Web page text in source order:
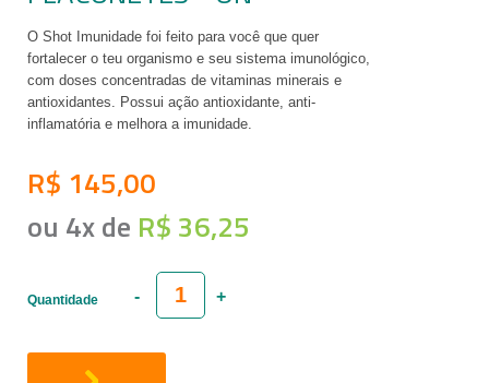
O Shot Imunidade foi feito para você que quer
fortalecer o teu organismo e seu sistema imunológico,
com doses concentradas de vitaminas minerais e
antioxidantes. Possui ação antioxidante, anti-
inflamatória e melhora a imunidade.
R$ 145,00
ou 4xde R$ 36,25
Quantidade